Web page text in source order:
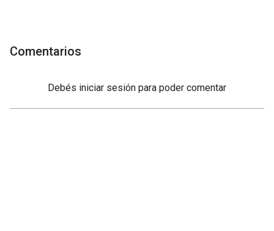
Comentarios
Debés iniciar sesión para poder comentar